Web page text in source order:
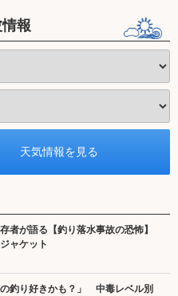
報
者が語る【釣り落水事故の恐怖】
ャケット
の釣り好きかも？」 中毒レベル別